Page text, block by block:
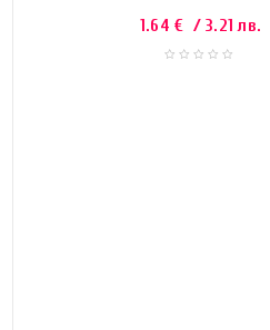
1.64€ / 3.21 лв.